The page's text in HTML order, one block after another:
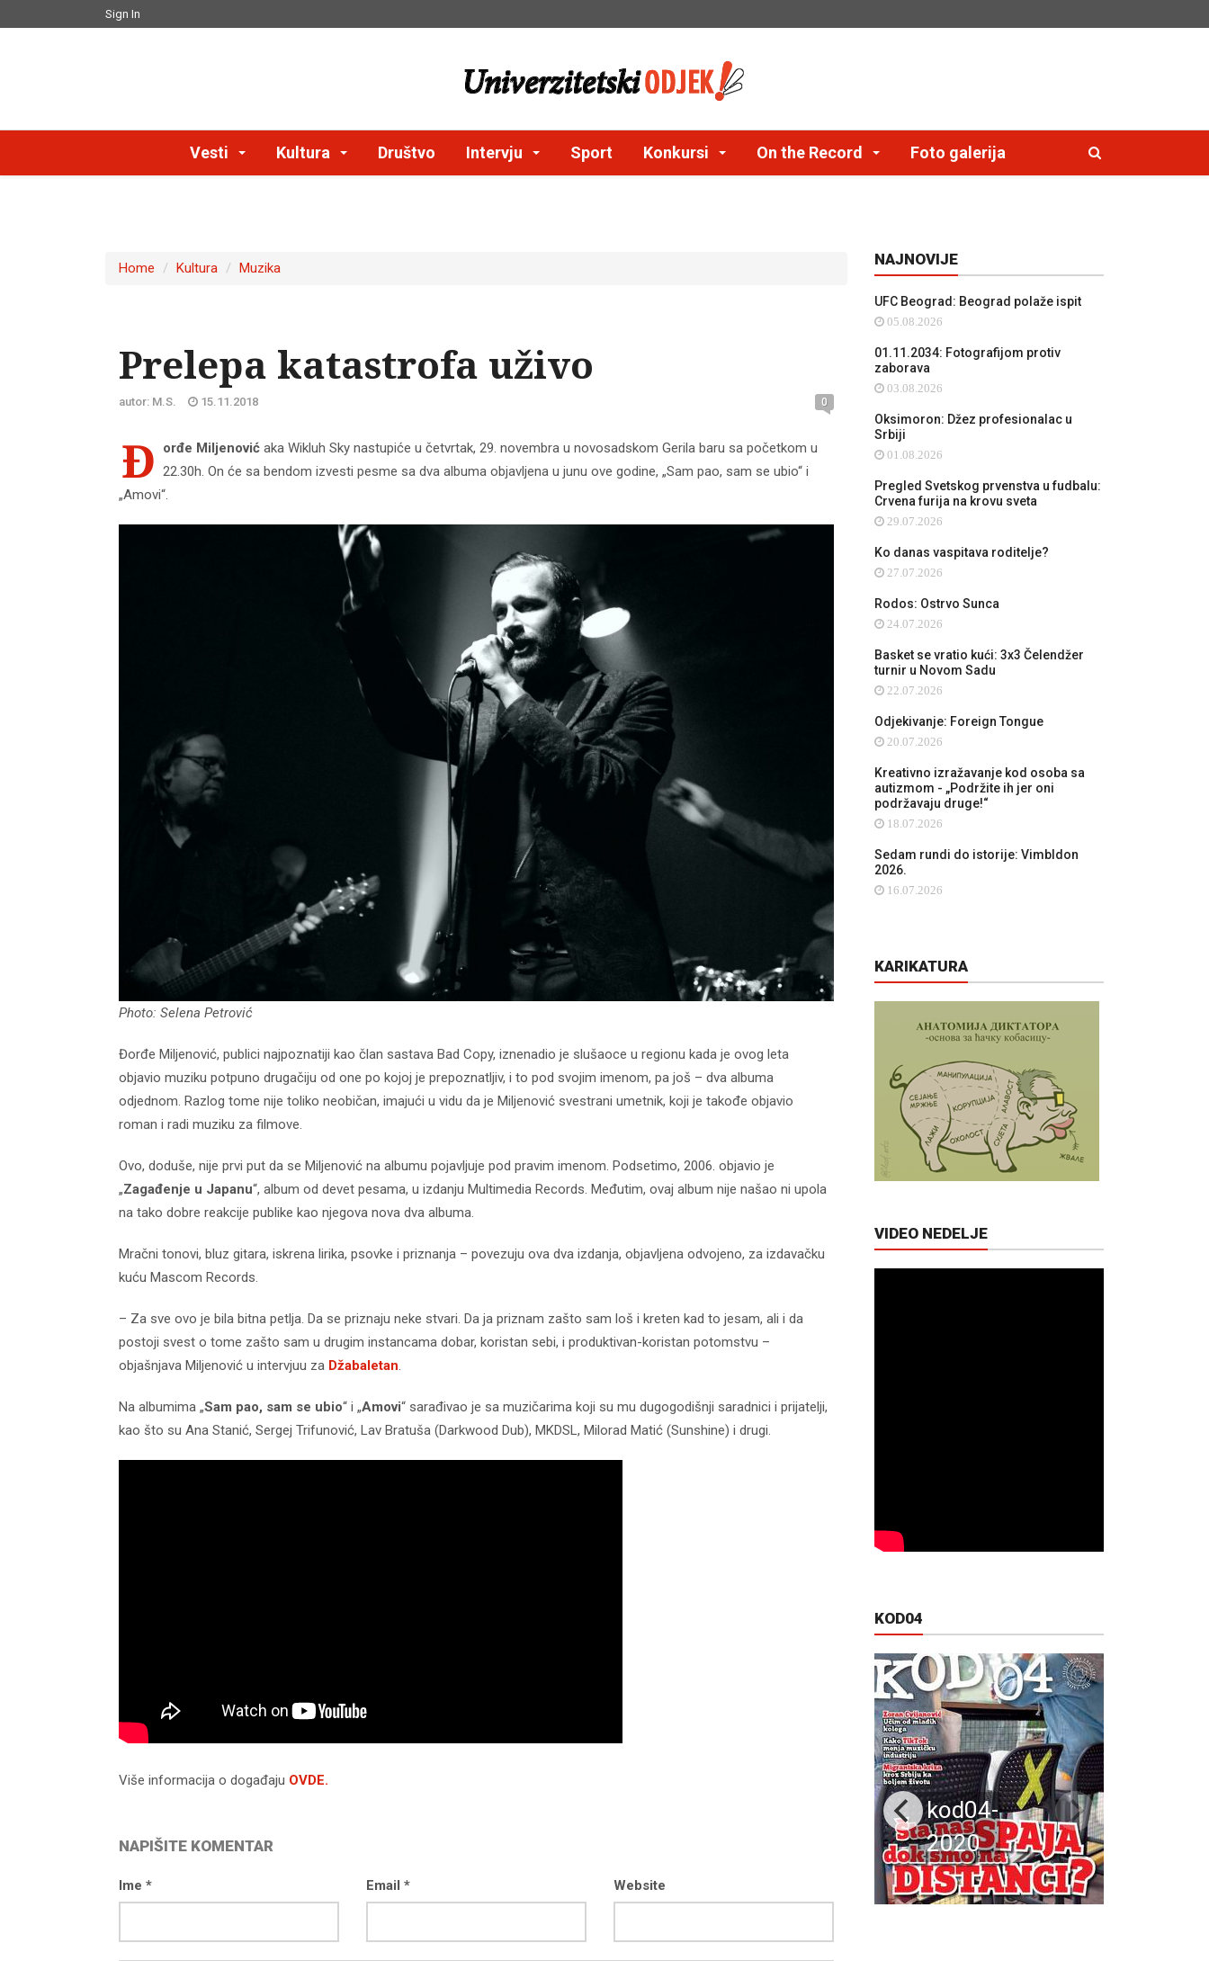
Sign In
Vesti Kultura Društvo Intervju Sport Konkursi On the Record Foto galerija
Home Kultura Muzika
Prelepa katastrofa uživo
autor: M.S. 15.11.2018 0
Đ orđe Miljenović aka Wikluh Sky nastupiće u četvrtak, 29. novembra u novosadskom Gerila baru sa početkom u
22.30h. On će sa bendom izvesti pesme sa dva albuma objavljena u junu ove godine, „Sam pao, sam se ubio“ i
„Amovi“.
Photo: Selena Petrović
Đorđe Miljenović, publici najpoznatiji kao član sastava Bad Copy, iznenadio je slušaoce u regionu kada je ovog leta
objavio muziku potpuno drugačiju od one po kojoj je prepoznatljiv, i to pod svojim imenom, pa još – dva albuma
odjednom. Razlog tome nije toliko neobičan, imajući u vidu da je Miljenović svestrani umetnik, koji je takođe objavio
roman i radi muziku za filmove.
Ovo, doduše, nije prvi put da se Miljenović na albumu pojavljuje pod pravim imenom. Podsetimo, 2006. objavio je
„Zagađenje u Japanu“, album od devet pesama, u izdanju Multimedia Records. Međutim, ovaj album nije našao ni upola
na tako dobre reakcije publike kao njegova nova dva albuma.
Mračni tonovi, bluz gitara, iskrena lirika, psovke i priznanja – povezuju ova dva izdanja, objavljena odvojeno, za izdavačku
kuću Mascom Records.
– Za sve ovo je bila bitna petlja. Da se priznaju neke stvari. Da ja priznam zašto sam loš i kreten kad to jesam, ali i da
postoji svest o tome zašto sam u drugim instancama dobar, koristan sebi, i produktivan-koristan potomstvu –
objašnjava Miljenović u intervjuu za Džabaletan.
Na albumima „Sam pao, sam se ubio“ i „Amovi“ sarađivao je sa muzičarima koji su mu dugogodišnji saradnici i prijatelji,
kao što su Ana Stanić, Sergej Trifunović, Lav Bratuša (Darkwood Dub), MKDSL, Milorad Matić (Sunshine) i drugi.
Više informacija o događaju OVDE.
NAPIŠITE KOMENTAR
Ime * Email * Website
NAJNOVIJE
UFC Beograd: Beograd polaže ispit
05.08.2026
01.11.2034: Fotografijom protiv
zaborava
03.08.2026
Oksimoron: Džez profesionalac u
Srbiji
01.08.2026
Pregled Svetskog prvenstva u fudbalu:
Crvena furija na krovu sveta
29.07.2026
Ko danas vaspitava roditelje?
27.07.2026
Rodos: Ostrvo Sunca
24.07.2026
Basket se vratio kući: 3x3 Čelendžer
turnir u Novom Sadu
22.07.2026
Odjekivanje: Foreign Tongue
20.07.2026
Kreativno izražavanje kod osoba sa
autizmom - „Podržite ih jer oni
podržavaju druge!“
18.07.2026
Sedam rundi do istorije: Vimbldon
2026.
16.07.2026
KARIKATURA
VIDEO NEDELJE
KOD04
2017
kod04-
2020